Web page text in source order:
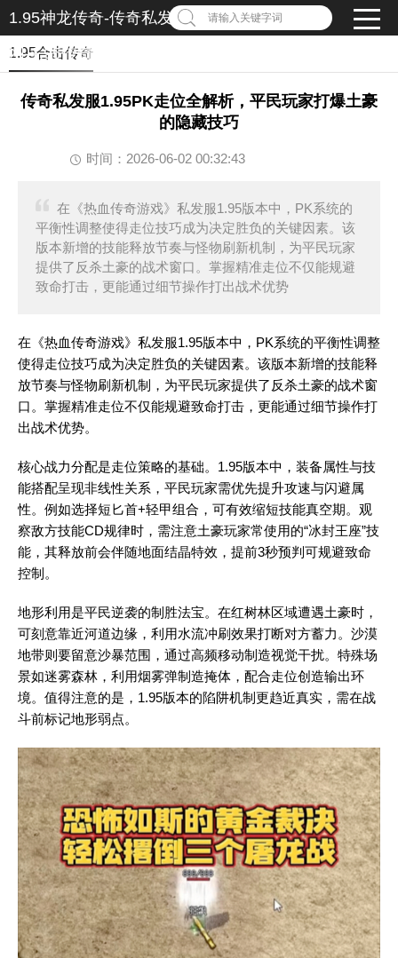
1.95神龙传奇-传奇私发服1.95-1.95传奇私服发布
网-1.95传奇私服
请输入关键字词
1.95合击传奇
传奇私发服1.95PK走位全解析，平民玩家打爆土豪
的隐藏技巧
时间：2026-06-02 00:32:43
在《热血传奇游戏》私发服1.95版本中，PK系统的
平衡性调整使得走位技巧成为决定胜负的关键因素。该
版本新增的技能释放节奏与怪物刷新机制，为平民玩家
提供了反杀土豪的战术窗口。掌握精准走位不仅能规避
致命打击，更能通过细节操作打出战术优势
在《热血传奇游戏》私发服1.95版本中，PK系统的平衡性调整
使得走位技巧成为决定胜负的关键因素。该版本新增的技能释
放节奏与怪物刷新机制，为平民玩家提供了反杀土豪的战术窗
口。掌握精准走位不仅能规避致命打击，更能通过细节操作打
出战术优势。
核心战力分配是走位策略的基础。1.95版本中，装备属性与技
能搭配呈现非线性关系，平民玩家需优先提升攻速与闪避属
性。例如选择短匕首+轻甲组合，可有效缩短技能真空期。观
察敌方技能CD规律时，需注意土豪玩家常使用的“冰封王座”技
能，其释放前会伴随地面结晶特效，提前3秒预判可规避致命
控制。
地形利用是平民逆袭的制胜法宝。在红树林区域遭遇土豪时，
可刻意靠近河道边缘，利用水流冲刷效果打断对方蓄力。沙漠
地带则要留意沙暴范围，通过高频移动制造视觉干扰。特殊场
景如迷雾森林，利用烟雾弹制造掩体，配合走位创造输出环
境。值得注意的是，1.95版本的陷阱机制更趋近真实，需在战
斗前标记地形弱点。